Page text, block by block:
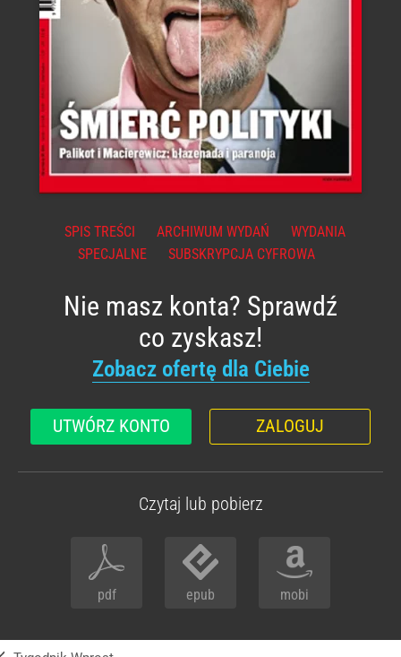
SPIS TREŚCI ARCHIWUM WYDAŃ
WYDANIA
SPECJALNE
SUBSKRYPCJA CYFROWA
Nie masz konta? Sprawdź
co zyskasz!
Zobacz ofertę dla Ciebie
UTWÓRZ KONTO ZALOGUJ
Czytaj lub pobierz
pdf epub mobi